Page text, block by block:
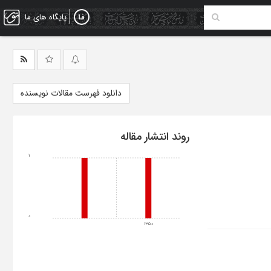
پایگاه های ما
دانلود فهرست مقالات نویسنده
روند انتشار مقاله
1350
0
1